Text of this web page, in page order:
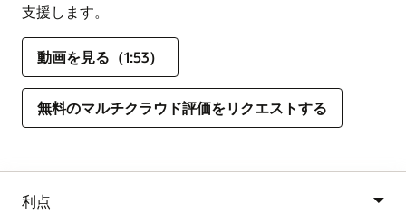
支援します。
動画を見る（1:53）
無料のマルチクラウド評価をリクエストする